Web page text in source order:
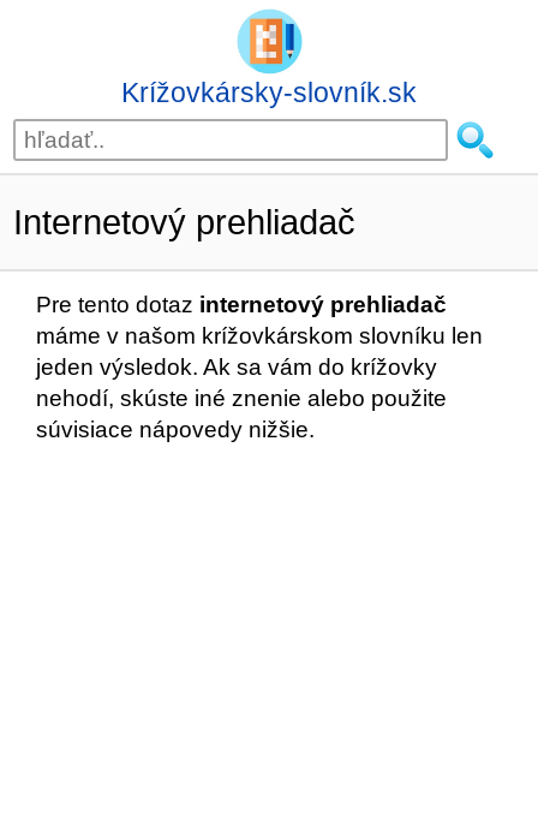
Krížovkársky-slovník.sk
Internetový prehliadač
Pre tento dotaz internetový prehliadač
máme v našom krížovkárskom slovníku len
jeden výsledok. Ak sa vám do krížovky
nehodí, skúste iné znenie alebo použite
súvisiace nápovedy nižšie.